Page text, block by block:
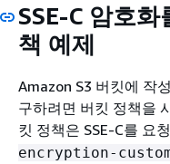
SSE-C 암호
책 예제
Amazon S3 버킷에 작
구하려면 버킷 정책을
킷 정책은 SSE-C를 요
encryption-